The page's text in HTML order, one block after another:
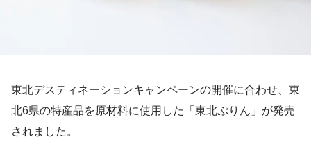
東北デスティネーションキャンペーンの開催に合わせ、東
北6県の特産品を原材料に使用した「東北ぷりん」が発売
されました。